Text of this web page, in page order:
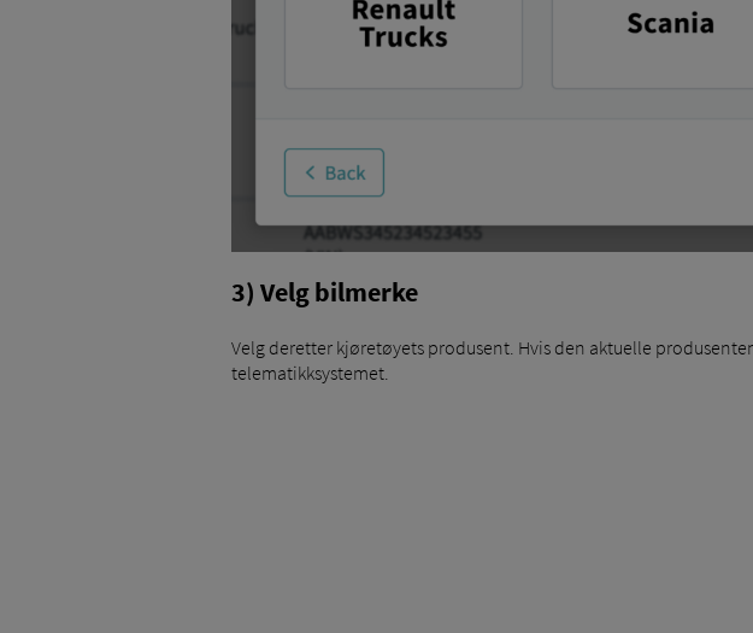
3) Velg bilmerke
Velg deretter kjøretøyets produsent. Hvis den aktuelle
telematikksystemet.